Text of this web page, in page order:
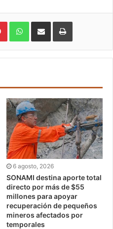
Pinterest WhatsApp
6 agosto, 2026
SONAMI destina aporte total
directo por más de $55
millones para apoyar
recuperación de pequeños
mineros afectados por
temporales